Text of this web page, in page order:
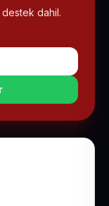
destek dahil.